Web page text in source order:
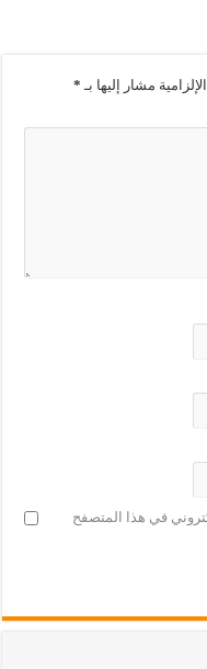
مشار إليها بـ *
في هذا المتصفح